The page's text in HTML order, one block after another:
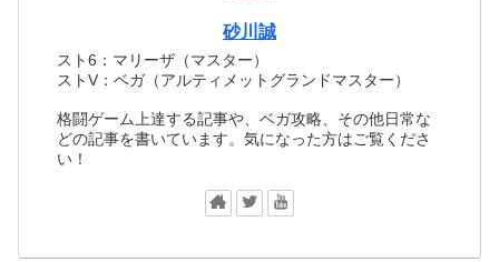
砂川誠
スト6：マリーザ（マスター）
ストV：ベガ（アルティメットグランドマスター）
格闘ゲーム上達する記事や、ベガ攻略、その他日常な
どの記事を書いています。気になった方はご覧くださ
い！